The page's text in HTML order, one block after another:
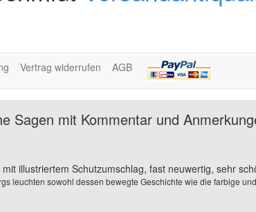
Vertrag widerrufen AGB
Sagen mit Kommentar und
illustriertem Schutzumschlag, fast neuwertig, sehr
leuchten sowohl dessen bewegte Geschichte wie die farbige